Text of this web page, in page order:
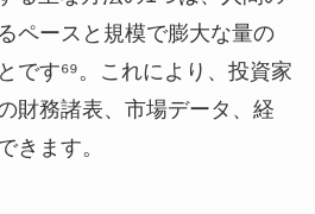
ペースと規模で膨大な量の
です⁶⁹。これにより、投資家
財務諸表、市場データ、経
きます。